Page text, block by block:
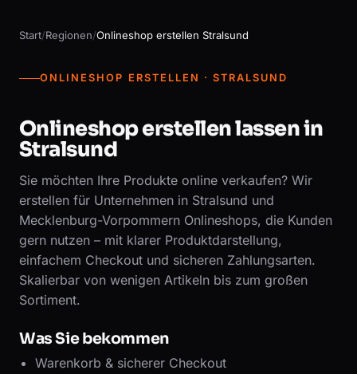
Start/Regionen/Onlineshop erstellen Stralsund
ONLINESHOP ERSTELLEN · STRALSUND
Onlineshop erstellen lassen in
Stralsund
Sie möchten Ihre Produkte online verkaufen? Wir
erstellen für Unternehmen in Stralsund und
Mecklenburg-Vorpommern Onlineshops, die Kunden
gern nutzen – mit klarer Produktdarstellung,
einfachem Checkout und sicheren Zahlungsarten.
Skalierbar von wenigen Artikeln bis zum großen
Sortiment.
Was Sie bekommen
Warenkorb & sicherer Checkout